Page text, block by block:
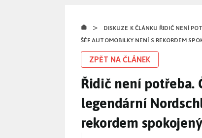
>
DISKUZE K ČLÁNKU ŘIDIČ NENÍ
ŠÉF AUTOMOBILKY NENÍ S REKORDEM
ZPĚT NA ČLÁNEK
Řidič není potřeba.
legendární
rekordem spokojený